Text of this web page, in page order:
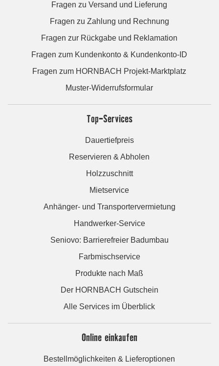
Fragen zu Versand und Lieferung
Fragen zu Zahlung und Rechnung
Fragen zur Rückgabe und Reklamation
Fragen zum Kundenkonto & Kundenkonto-ID
Fragen zum HORNBACH Projekt-Marktplatz
Muster-Widerrufsformular
Top-Services
Dauertiefpreis
Reservieren & Abholen
Holzzuschnitt
Mietservice
Anhänger- und Transportervermietung
Handwerker-Service
Seniovo: Barrierefreier Badumbau
Farbmischservice
Produkte nach Maß
Der HORNBACH Gutschein
Alle Services im Überblick
Online einkaufen
Bestellmöglichkeiten & Lieferoptionen